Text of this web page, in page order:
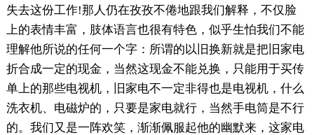
失去这份工作!那人仍在孜孜不倦地跟我们解释，不仅脸
上的表情丰富，肢体语言也很有特色，似乎生怕我们不能
理解他所说的任何一个字：所谓的以旧换新就是把旧家电
折合成一定的现金，当然这现金不能兑换，只能用于买传
单上的那些电视机，旧家电不一定非得也是电视机，什么
洗衣机、电磁炉的，只要是家电就行，当然手电筒是不行
的。我们又是一阵欢笑，渐渐佩服起他的幽默来，这家电